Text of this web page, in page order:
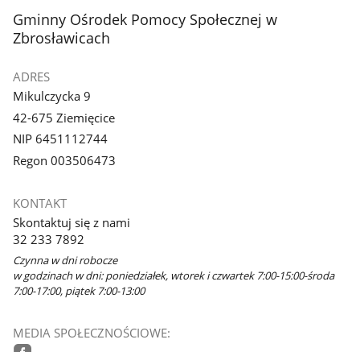
stopka
Gminny Ośrodek Pomocy Społecznej w
Zbrosławicach
ADRES
Mikulczycka 9
42-675 Ziemięcice
NIP 6451112744
Regon 003506473
KONTAKT
Skontaktuj się z nami
32 233 7892
Czynna w dni robocze
w godzinach w dni: poniedziałek, wtorek i czwartek 7:00-15:00-środa
7:00-17:00, piątek 7:00-13:00
MEDIA SPOŁECZNOŚCIOWE: